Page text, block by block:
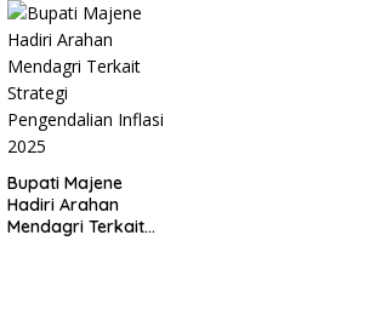
Bupati Majene
Hadiri Arahan
Mendagri Terkait